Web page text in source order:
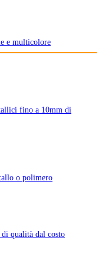
e multicolore
fino a 10mm di
o polimero
qualità dal costo